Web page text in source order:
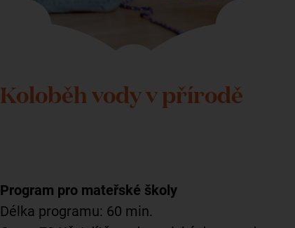
Koloběh vody v přírodě
Program pro mateřské školy
Délka programu: 60 min.